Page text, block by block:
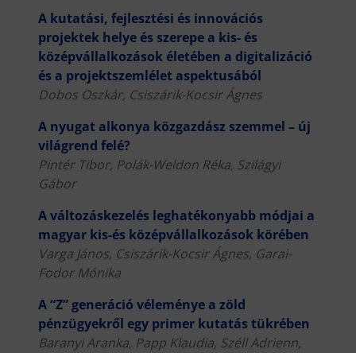
A kutatási, fejlesztési és innovációs
projektek helye és szerepe a kis- és
középvállalkozások életében a digitalizáció
és a projektszemlélet aspektusából
Dobos Oszkár, Csiszárik-Kocsir Ágnes
A nyugat alkonya közgazdász szemmel – új
világrend felé?
Pintér Tibor, Polák-Weldon Réka, Szilágyi
Gábor
A változáskezelés leghatékonyabb módjai a
magyar kis-és középvállalkozások körében
Varga János, Csiszárik-Kocsir Ágnes, Garai-
Fodor Mónika
A “Z” generáció véleménye a zöld
pénzügyekről egy primer kutatás tükrében
Baranyi Aranka, Papp Klaudia, Széll Adrienn,